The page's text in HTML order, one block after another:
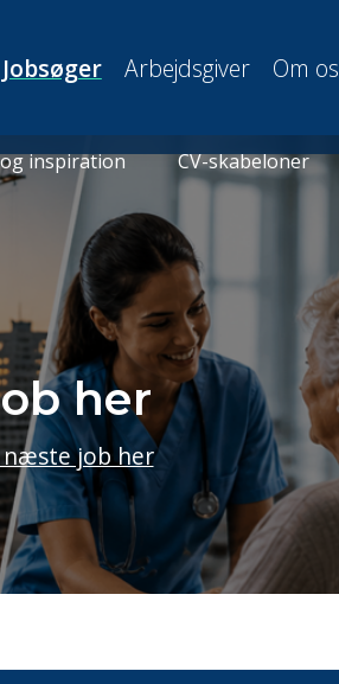
Jobsøger
inspiration CV-skabeloner
Arbejdsgiver Om os
her
job her